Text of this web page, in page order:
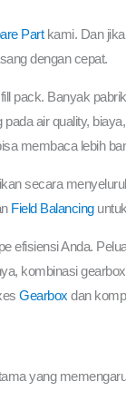
Partkami. Dan jika
dengan cepat.
pack. Banyak
air quality,
membaca lebih
secara
Field Balancing
efisiensi Anda.
kombinasi
Gearbox dan
yang